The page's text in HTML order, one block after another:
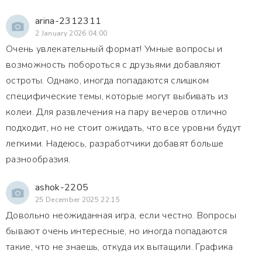
arina-2312311
2 January 2026 04:00
Очень увлекательный формат! Умные вопросы и
возможность побороться с друзьями добавляют
остроты. Однако, иногда попадаются слишком
специфические темы, которые могут выбивать из
колеи. Для развлечения на пару вечеров отлично
подходит, но не стоит ожидать, что все уровни будут
легкими. Надеюсь, разработчики добавят больше
разнообразия.
ashok-2205
25 December 2025 22:15
Довольно неожиданная игра, если честно. Вопросы
бывают очень интересные, но иногда попадаются
такие, что не знаешь, откуда их вытащили. Графика